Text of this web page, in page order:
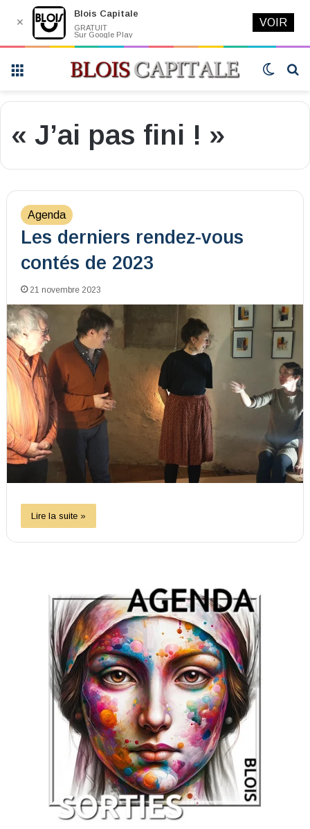
Switch
« J’ai pas fini ! »
Agenda
Les derniers rendez-vous
contés de 2023
21 novembre 2023
Lire la suite »
✕
Blois Capitale
GRATUIT
Sur Google Play
VOIR